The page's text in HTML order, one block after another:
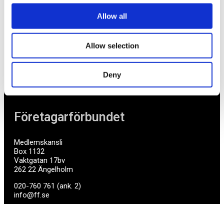
Allow all
Allow selection
Deny
Företagarförbundet
Medlemskansli
Box 1132
Vaktgatan 17bv
262 22 Ängelholm
020-760 761 (ank. 2)
info@ff.se
Ett medlemskap späckat med småföretagaranpassade
medlemstjänster och förmåner. Din egen
mycket mer. Vi fokuserar på soloföretagare och små
företag med företagaren i fokus. Vi är själva